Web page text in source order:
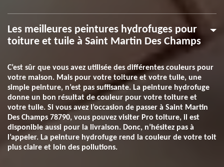
Les meilleures peintures hydrofuges pour
toiture et tuile à Saint Martin Des Champs
C’est sûr que vous avez utilisée des différentes couleurs pour
votre maison. Mais pour votre toiture et votre tuile, une
simple peinture, n’est pas suffisante. La peinture hydrofuge
donne un bon résultat de couleur pour votre toiture et
votre tuile. Si vous avez l’occasion de passer à Saint Martin
Des Champs 78790, vous pouvez visiter Pro toiture, il est
disponible aussi pour la livraison. Donc, n’hésitez pas à
l’appeler. La peinture hydrofuge rend la couleur de votre toit
plus claire et loin des pollutions.